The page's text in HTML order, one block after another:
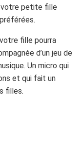
votre petite fille
votre fille pourra
d’un jeu de
Un micro qui
et qui fait un
filles.